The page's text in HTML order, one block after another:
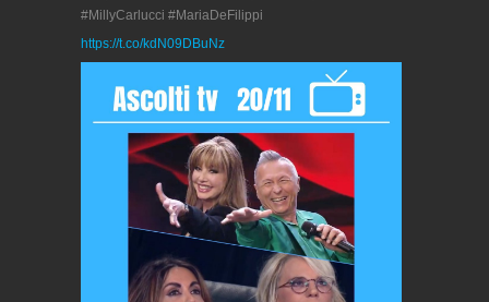
#MillyCarlucci #MariaDeFilippi
https://t.co/kdN09DBuNz